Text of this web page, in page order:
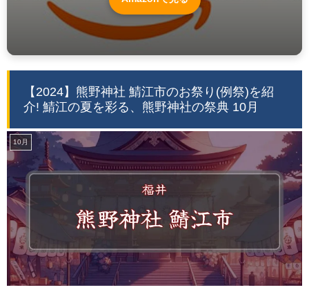
【2024】熊野神社 鯖江市のお祭り(例祭)を紹
介! 鯖江の夏を彩る、熊野神社の祭典 10月
10月